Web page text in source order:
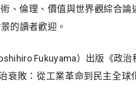
、倫理、價值與世界觀綜合論
的讀者歡迎。
Fukuyama）出版《政治
衰敗：從工業革命到民主全球